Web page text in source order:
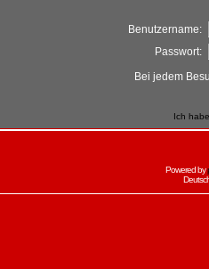
Benutzername:
Passwort:
Bei jedem
Ich
Powered by